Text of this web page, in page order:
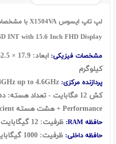
INT with 15.6 Inch FHD Display
مشخصات فیزیکی: ابعاد: 17.9
×
کیلوگرم
پردازنده مرکزی:
کش 12 مگابایت - تعداد
Performance + هشت هسته Efficient ) به اضافه دوازده رشته
حافظه RAM: ظرفیت: 12 گيگابايت - نوع: DDR4
حافظه داخلی: ظرفیت: 1000 گیگابایت حافظه از نوع SSD